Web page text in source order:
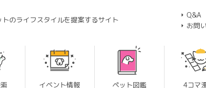
トのライフスタイルを提案するサイト
Q&A
お問
イベント情報 ペット図鑑 4コマ